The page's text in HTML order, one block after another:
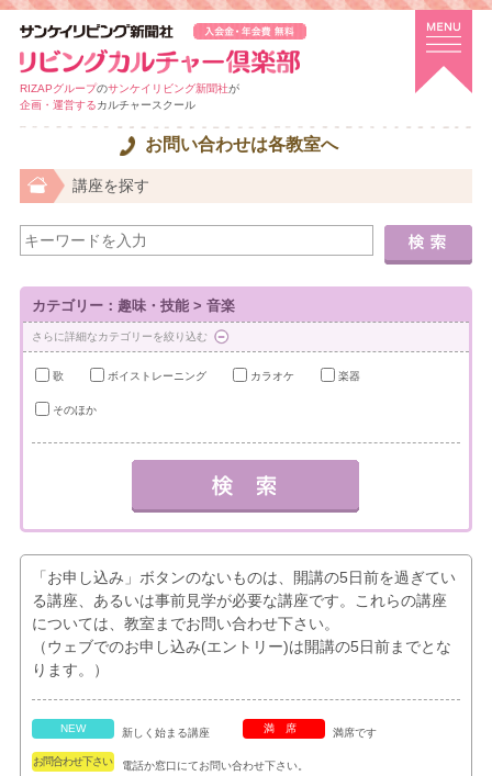
RIZAPグループのサンケイリビング新聞社が
企画・運営するカルチャースクール
お問い合わせは各教室へ
講座を探す
カテゴリー：趣味・技能 > 音楽
さらに詳細なカテゴリーを絞り込む
歌 ボイストレーニング カラオケ 楽器
そのほか
「お申し込み」ボタンのないものは、開講の5日前を過ぎてい
る講座、あるいは事前見学が必要な講座です。これらの講座
については、教室までお問い合わせ下さい。
（ウェブでのお申し込み(エントリー)は開講の5日前までとな
ります。）
NEW 新しく始まる講座 満席 満席です
お問合わせ下さい 電話か窓口にてお問い合わせ下さい。